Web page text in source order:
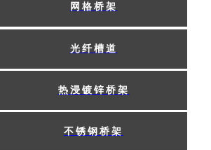
网格桥架​
光纤槽道​
热浸镀锌桥架​
不锈钢桥架​